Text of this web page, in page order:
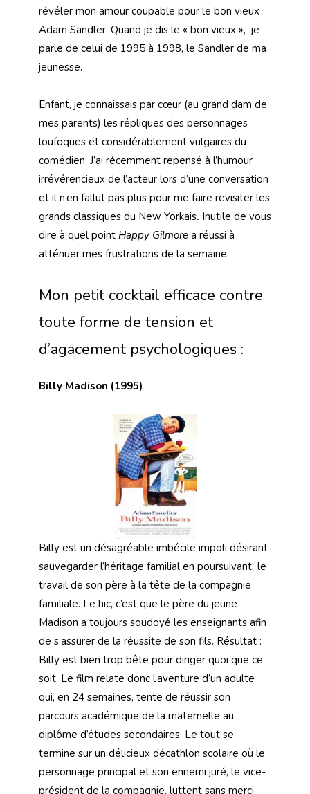
révéler mon amour coupable pour le bon vieux
Adam Sandler. Quand je dis le « bon vieux », je
parle de celui de 1995 à 1998, le Sandler de ma
jeunesse.
Enfant, je connaissais par cœur (au grand dam de
mes parents) les répliques des personnages
loufoques et considérablement vulgaires du
comédien. J’ai récemment repensé à l’humour
irrévérencieux de l’acteur lors d’une conversation
et il n’en fallut pas plus pour me faire revisiter les
grands classiques du New Yorkais. Inutile de vous
dire à quel point Happy Gilmore a réussi à
atténuer mes frustrations de la semaine.
Mon petit cocktail efficace contre
toute forme de tension et
d’agacement psychologiques :
Billy Madison (1995)
Billy est un désagréable imbécile impoli désirant
sauvegarder l’héritage familial en poursuivant le
travail de son père à la tête de la compagnie
familiale. Le hic, c’est que le père du jeune
Madison a toujours soudoyé les enseignants afin
de s’assurer de la réussite de son fils. Résultat :
Billy est bien trop bête pour diriger quoi que ce
soit. Le film relate donc l’aventure d’un adulte
qui, en 24 semaines, tente de réussir son
parcours académique de la maternelle au
diplôme d’études secondaires. Le tout se
termine sur un délicieux décathlon scolaire où le
personnage principal et son ennemi juré, le vice-
président de la compagnie, luttent sans merci